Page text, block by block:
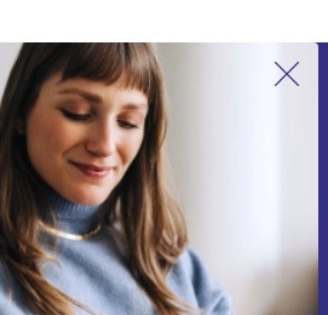
się na nasz newsletter!
żadnej oferty.
się